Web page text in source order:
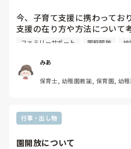
今、子育て支援に携わっており
支援の在り方や方法について
子育て支援事情について教え
例えば、私の地域では…
市の保健センター内の支援セ
市が委託した交流センターの
幼稚園の園庭開放　1？
ファミリーサポート 園庭開放 地
みあ
保育士, 幼稚園教諭, 保育園, 幼
行事・出し物
園開放について